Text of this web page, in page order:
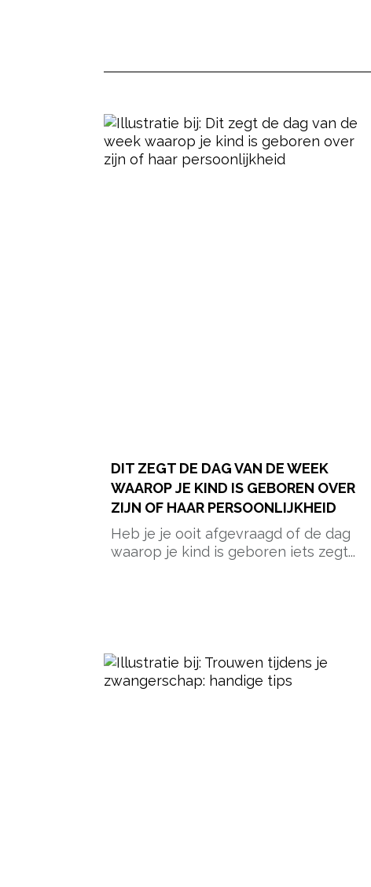
DIT ZEGT DE DAG VAN DE WEEK
WAAROP JE KIND IS GEBOREN OVER
ZIJN OF HAAR PERSOONLIJKHEID
Heb je je ooit afgevraagd of de dag
waarop je kind is geboren iets zegt...